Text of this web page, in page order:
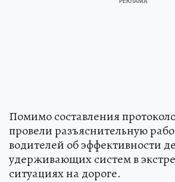
Помимо составления
провели разъяснительную
водителей об эффективности
удерживающих систем в
ситуациях на дороге.